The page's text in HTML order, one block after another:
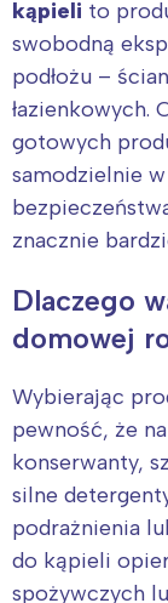
kąpieli to
swobodną
podłożu –
łazienkowych.
gotowych
samodzielnie
znacznie
Dlaczego
domowej
Wybierając
pewność, że
konserwanty,
silne
podrażnienia
do kąpieli
spożywczych